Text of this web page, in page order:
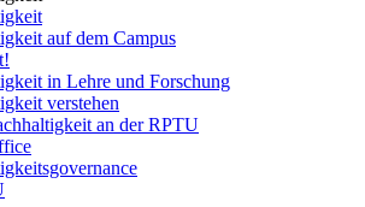
auf dem Campus
in Lehre und Forschung
verstehen
an der RPTU